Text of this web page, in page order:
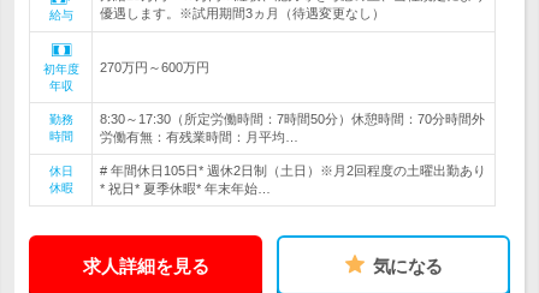
給与
優遇します。※試用期間3ヵ月（待遇変更なし）
初年度
年収
270万円～600万円
勤務
時間
8:30～17:30（所定労働時間：7時間50分）休憩時間：70分時間外
労働有無：有残業時間：月平均…
休日
休暇
# 年間休日105日* 週休2日制（土日）※月2回程度の土曜出勤あり
* 祝日* 夏季休暇* 年末年始…
求人詳細を見る 気になる